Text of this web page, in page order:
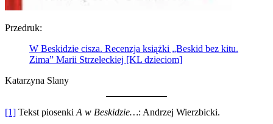
Przedruk:
W Beskidzie cisza. Recenzja książki „Beskid bez kitu.
Zima” Marii Strzeleckiej [KL dzieciom]
Katarzyna Slany
[1] Tekst piosenki A w Beskidzie…: Andrzej Wierzbicki.